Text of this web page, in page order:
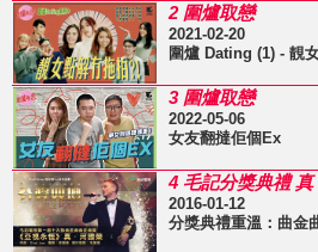
2 圍爐取戀
2021-02-20
圍爐 Dating (1) - 靚
3 圍爐取戀
2022-05-06
女友翻撻佢個Ex
4 毛記分獎典禮
2016-01-12
分獎典禮重溫：曲金